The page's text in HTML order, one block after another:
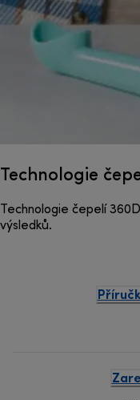
Technologie
Technologie čepelí
výsledků.